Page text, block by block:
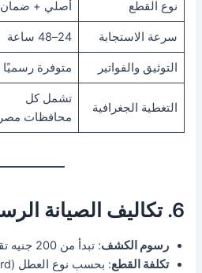
نوع القطع أصلي + ضمان
سرعة الاستجابة 24–48 ساعة
التوثيق والفواتير متوفرة رسميًا
التغطية الجغرافية
تشمل كل
محافظات مصر
6. تكاليف الصيانة الرسمية
رسوم الكشف: تبدأ من 200 جنيه تقريبًا
تكلفة القطع: بحسب نوع العطل (LED، Main Board، إلخ)